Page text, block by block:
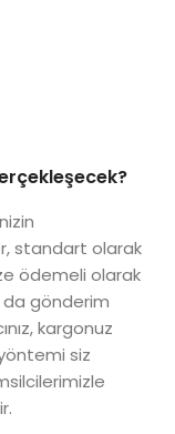
standart olarak
ödemeli olarak
da gönderim
kargonuz
siz